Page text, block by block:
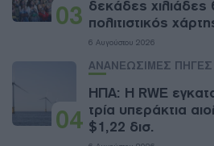
03 δεκάδες
πολιτιστικός
6 Αυγούστου 2026
04
ΑΝΑΝΕΩΣΙΜΕΣ ΠΗΓΕΣ
ΗΠΑ: Η RWE
τρία υπεράκτια
$1,22 δισ.